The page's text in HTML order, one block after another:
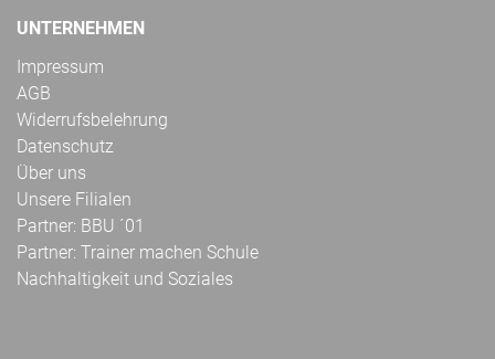
UNTERNEHMEN
Impressum
AGB
Widerrufsbelehrung
Datenschutz
Über uns
Unsere Filialen
Partner: BBU ´01
Partner: Trainer machen Schule
Nachhaltigkeit und Soziales